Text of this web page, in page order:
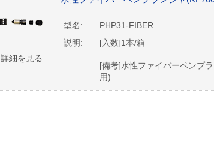
詳細を見る
型名:
PHP31-FIBER
説明:
[入数]1本/箱
[備考]水性ファイバーペンプ
用)